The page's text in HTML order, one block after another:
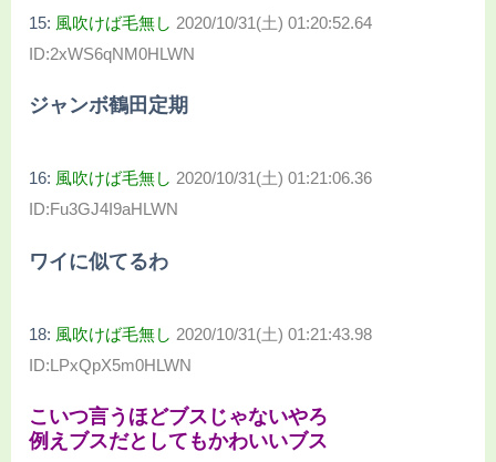
15: 風吹けば毛無し 2020/10/31(土) 01:20:52.64
ID:2xWS6qNM0HLWN
ジャンボ鶴田定期
16: 風吹けば毛無し 2020/10/31(土) 01:21:06.36
ID:Fu3GJ4I9aHLWN
ワイに似てるわ
18: 風吹けば毛無し 2020/10/31(土) 01:21:43.98
ID:LPxQpX5m0HLWN
こいつ言うほどブスじゃないやろ
例えブスだとしてもかわいいブス